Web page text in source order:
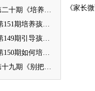
《家长微课堂》第二十期《培养孩子的自信心》
《家长大讲堂》 第151期培养孩子的自我保护意识
《家长大讲堂》 第149期引导孩子学会对生命负责
《家长大讲堂》 第150期如何培养幼儿的专注力
《家长微课堂》第十九期《别把孩子当“富二代”教养》
《家长